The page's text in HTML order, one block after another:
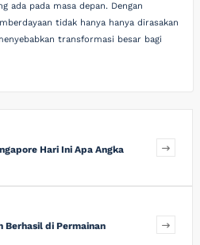
ada pada masa depan. Dengan
tidak hanya hanya dirasakan
transformasi besar bagi
Hari Ini Apa Angka
Berhasil di Permainan